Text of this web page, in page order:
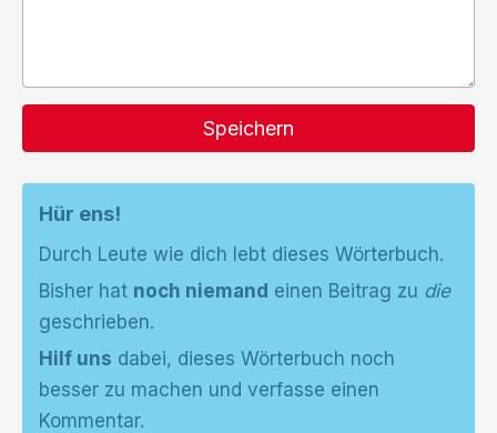
Speichern
Hür ens!
Durch Leute wie dich lebt dieses Wörterbuch.
Bisher hat noch niemand einen Beitrag zu die
geschrieben.
Hilf uns dabei, dieses Wörterbuch noch
besser zu machen und verfasse einen
Kommentar.